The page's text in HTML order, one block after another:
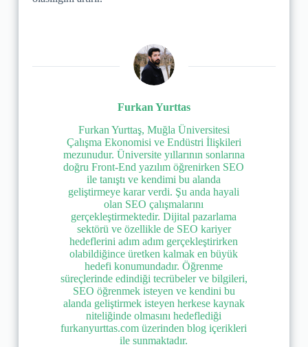
Furkan Yurttas
Furkan Yurttaş, Muğla Üniversitesi
Çalışma Ekonomisi ve Endüstri İlişkileri
mezunudur. Üniversite yıllarının sonlarına
doğru Front-End yazılım öğrenirken SEO
ile tanıştı ve kendimi bu alanda
geliştirmeye karar verdi. Şu anda hayali
olan SEO çalışmalarını
gerçekleştirmektedir. Dijital pazarlama
sektörü ve özellikle de SEO kariyer
hedeflerini adım adım gerçekleştirirken
olabildiğince üretken kalmak en büyük
hedefi konumundadır. Öğrenme
süreçlerinde edindiği tecrübeler ve bilgileri,
SEO öğrenmek isteyen ve kendini bu
alanda geliştirmek isteyen herkese kaynak
niteliğinde olmasını hedeflediği
furkanyurttas.com üzerinden blog içerikleri
ile sunmaktadır.